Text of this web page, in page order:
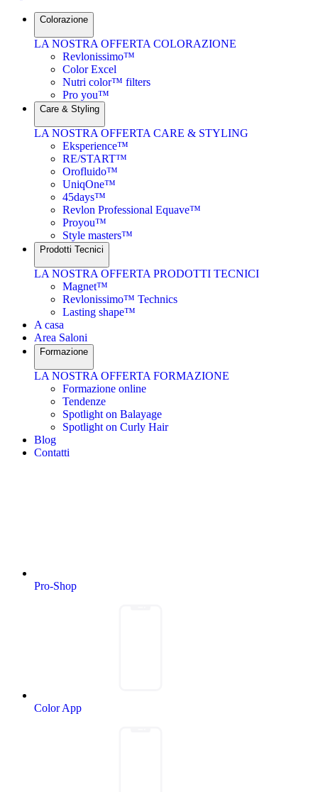
Colorazione
LA NOSTRA OFFERTA COLORAZIONE
Revlonissimo™
Color Excel
Nutri color™ filters
Pro you™
Care & Styling
LA NOSTRA OFFERTA CARE & STYLING
Eksperience™
RE/START™
Orofluido™
UniqOne™
45days™
Revlon Professional Equave™
Proyou™
Style masters™
Prodotti Tecnici
LA NOSTRA OFFERTA PRODOTTI TECNICI
Magnet™
Revlonissimo™ Technics
Lasting shape™
A casa
Area Saloni
Formazione
LA NOSTRA OFFERTA FORMAZIONE
Formazione online
Tendenze
Spotlight on Balayage
Spotlight on Curly Hair
Blog
Contatti
Pro-Shop
Color App